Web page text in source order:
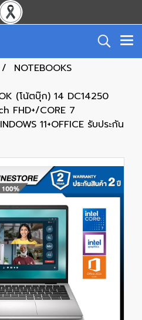
NOTEBOOKS
(โน้ตบุ๊ก) 14 DC14250
FHD+/CORE 7
11+OFFICE รับประกัน